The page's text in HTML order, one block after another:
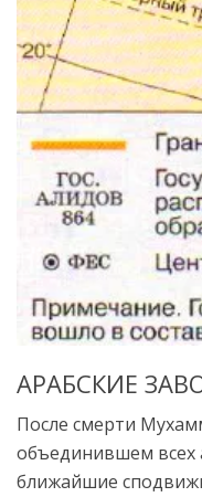
АРАБСКИЕ
После смерти
объединившем всех
ближайшие